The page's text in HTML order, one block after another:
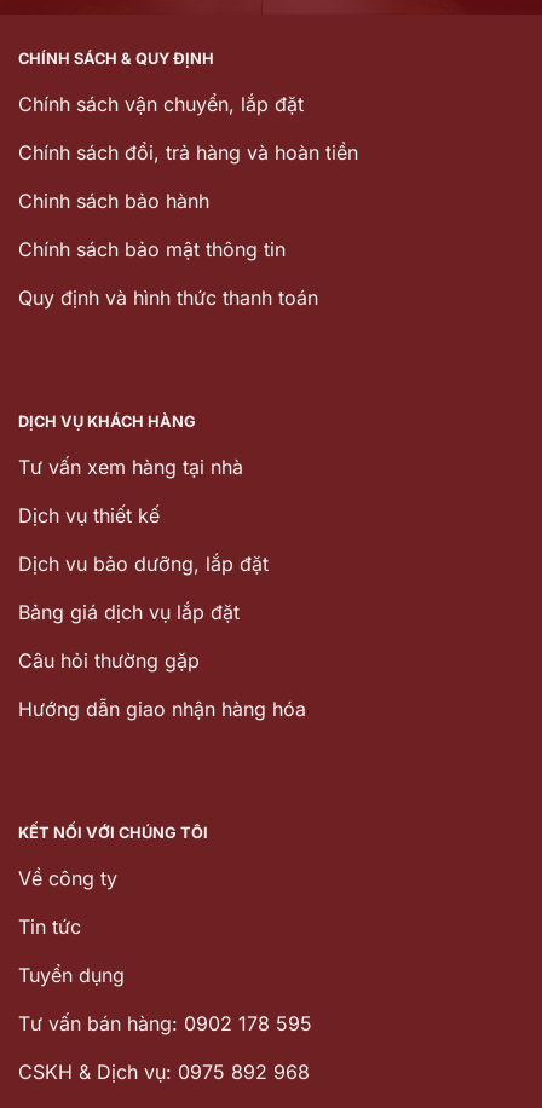
CHÍNH SÁCH & QUY ĐỊNH
Chính sách vận chuyển, lắp đặt
Chính sách đổi, trả hàng và hoàn tiền
Chinh sách bảo hành
Chính sách bảo mật thông tin
Quy định và hình thức thanh toán
DỊCH VỤ KHÁCH HÀNG
Tư vấn xem hàng tại nhà
Dịch vụ thiết kế
Dịch vu bảo dưỡng, lắp đặt
Bảng giá dịch vụ lắp đặt
Câu hỏi thường gặp
Hướng dẫn giao nhận hàng hóa
KẾT NỐI VỚI CHÚNG TÔI
Về công ty
Tin tức
Tuyển dụng
Tư vấn bán hàng: 0902 178 595
CSKH & Dịch vụ: 0975 892 968